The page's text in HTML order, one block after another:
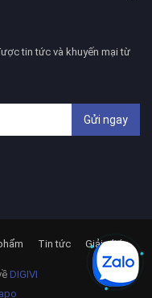
tin tức và khuyến mại từ
Gửi ngay
DIGIVI
Tin tức Giải pháp